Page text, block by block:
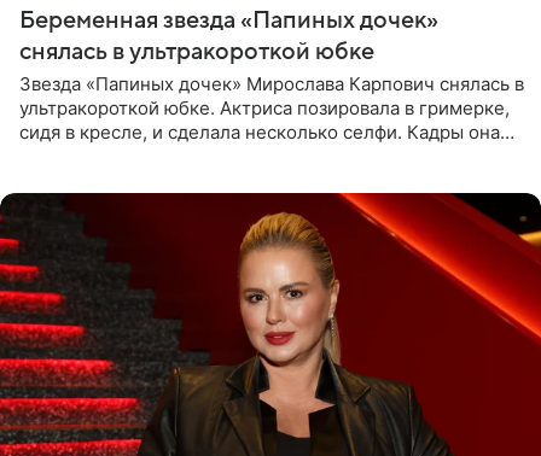
Беременная звезда «Папиных дочек»
снялась в ультракороткой юбке
Звезда «Папиных дочек» Мирослава Карпович снялась в
ультракороткой юбке. Актриса позировала в гримерке,
сидя в кресле, и сделала несколько селфи. Кадры она